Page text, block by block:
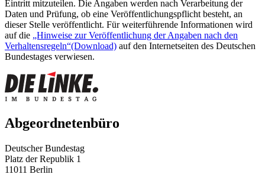
Eintritt mitzuteilen. Die Angaben werden nach Verarbeitung der
Daten und Prüfung, ob eine Veröffentlichungspflicht besteht, an
dieser Stelle veröffentlicht. Für weiterführende Informationen wird
auf die „Hinweise zur Veröffentlichung der Angaben nach den
Verhaltensregeln“(Download) auf den Internetseiten des Deutschen
Bundestages verwiesen.
Abgeordnetenbüro
Deutscher Bundestag
Platz der Republik 1
11011 Berlin